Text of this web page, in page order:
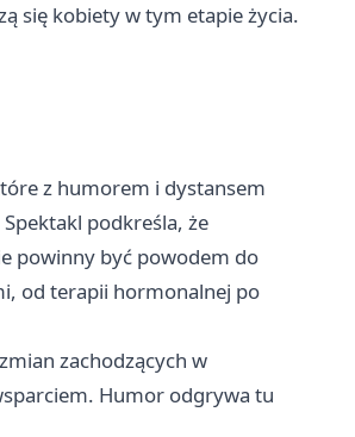
się kobiety w tym etapie życia.
z humorem i dystansem
podkreśla, że
powinny być powodem do
od terapii hormonalnej po
zachodzących w
Humor odgrywa tu